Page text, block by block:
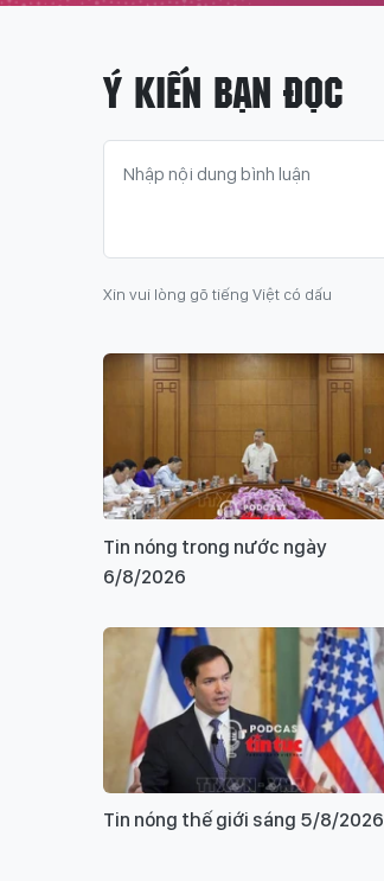
Ý KIẾN BẠN ĐỌC
Xin vui lòng gõ tiếng Việt có dấu
Tin nóng trong nước ngày
6/8/2026
Tin nóng thế giới sáng 5/8/2026